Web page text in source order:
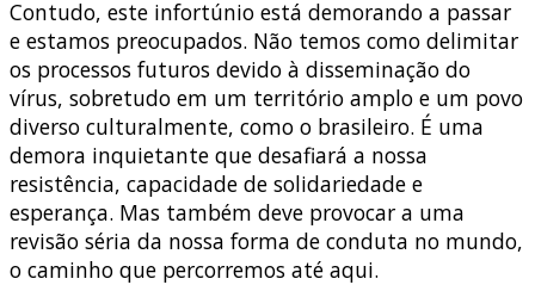
Contudo, este infortúnio está demorando a passar
e estamos preocupados. Não temos como delimitar
os processos futuros devido à disseminação do
vírus, sobretudo em um território amplo e um povo
diverso culturalmente, como o brasileiro. É uma
demora inquietante que desafiará a nossa
resistência, capacidade de solidariedade e
esperança. Mas também deve provocar a uma
revisão séria da nossa forma de conduta no mundo,
o caminho que percorremos até aqui.